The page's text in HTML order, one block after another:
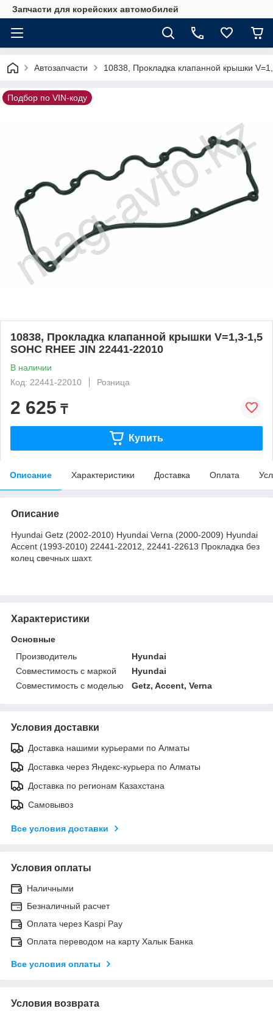
Запчасти для корейских автомобилей
Автозапчасти 10838, Прокладка клапанной крышки
Подбор по VIN-коду
10838, Прокладка клапанной крышки V=1,3-1,5
SOHC RHEE JIN 22441-22010
В наличии
Код: 22441-22010
Розница
2 625 ₸
Купить
Описание Характеристики Доставка Оплата
Описание
Hyundai Getz (2002-2010) Hyundai Verna (2000-2009) Hyundai
Accent (1993-2010) 22441-22012, 22441-22613 Прокладка без
колец свечных шахт.
Характеристики
Основные
Производитель
Hyundai
Совместимость с маркой
Hyundai
Совместимость с моделью
Getz, Accent, Verna
Условия доставки
Доставка нашими курьерами по Алматы
Доставка через Яндекс-курьера по Алматы
Доставка по регионам Казахстана
Самовывоз
Все условия доставки
Условия оплаты
Наличными
Безналичный расчет
Оплата через Kaspi Pay
Оплата переводом на карту Халык Банка
Все условия оплаты
Условия возврата